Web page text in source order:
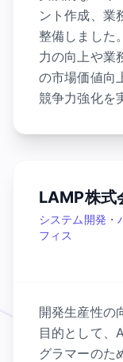
ント作成、業
整備しました
力の向上や業
の市場価値向
競争力強化を
LAMP株式
システム開発・
フィス
開発生産性の
目的として、
グラマーのた